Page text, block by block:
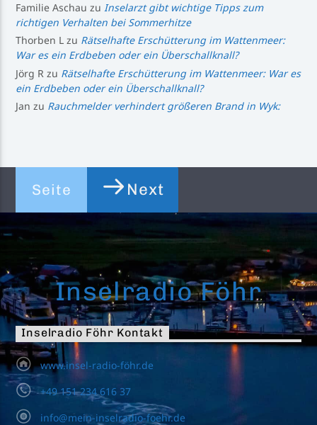
Familie Aschau zuInselarzt gibt wichtige Tipps zum
richtigen Verhalten bei Sommerhitze
Thorben L zu Rätselhafte Erschütterung im Wattenmeer:
War es ein Erdbeben oder ein Überschallknall?
Jörg R zu Rätselhafte Erschütterung im Wattenmeer: War es
ein Erdbeben oder ein Überschallknall?
Jan zu Rauchmelder verhindert größeren Brand in Wyk:
Seite Next
Inselradio Föhr
Inselradio Föhr Kontakt
www.insel-radio-föhr.de
+49 151 234 616 37
info@mein-inselradio-foehr.de